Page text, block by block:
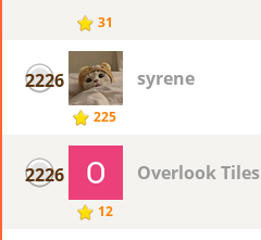
31
2226
225
syrene
2226
12
Overlook Tiles